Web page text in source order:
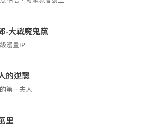
-大戰魔鬼黨
漫畫IP
的逆襲
第一夫人
里